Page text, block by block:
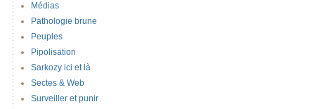
Médias
Pathologie brune
Peuples
Pipolisation
Sarkozy ici et là
Sectes & Web
Surveiller et punir